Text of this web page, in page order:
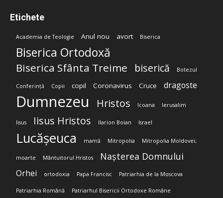
Etichete
Academia de Teologie Anul nou avort Biserica
Biserica Ortodoxă
Biserica Sfânta Treime biserică Botezul
Conferință Copii copil Coronavirus Cruce dragoste
Dumnezeu Hristos Icoana Ierusalim
Iisus Iisus Hristos Ilarion Boian Israel
Lucășeuca mamă Mitropolia Mitropolia Moldovei;
moarte Mântuitorul Hristos Nașterea Domnului
Orhei ortodoxia Papa Francisc Patriarhia de la Moscova
Patriarhia Română Patriarhul Bisericii Ortodoxe Române